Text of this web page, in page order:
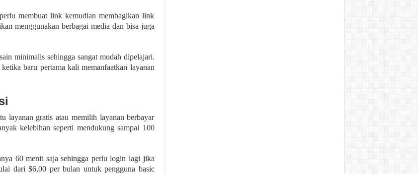
membuat link kemudian membagikan link
menggunakan berbagai media dan bisa juga
minimalis sehingga sangat mudah dipelajari.
baru pertama kali memanfaatkan layanan
layanan gratis atau memilih layanan berbayar
kelebihan seperti mendukung sampai 100
60 menit saja sehingga perlu login lagi jika
dari $6,00 per bulan untuk pengguna basic